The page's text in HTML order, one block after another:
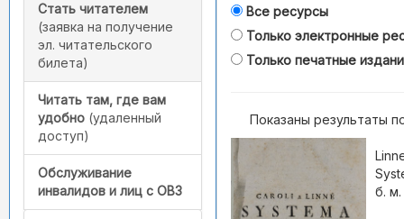
Стать читателем
(заявка на получение
эл. читательского
билета)
Читать там, где вам
удобно (удаленный
доступ)
Обслуживание
инвалидов и лиц с ОВЗ
Все ресурсы
Только электронные
Только печатные
Показаны результаты
б. м.